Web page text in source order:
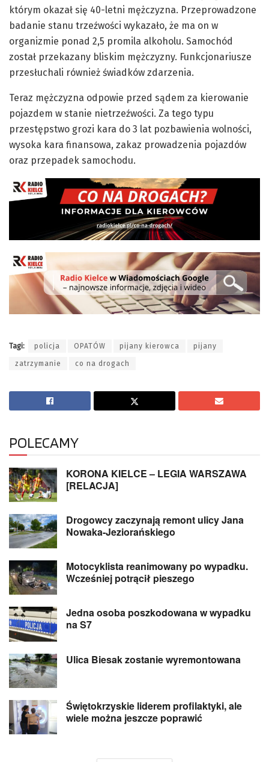
którym okazał się 40-letni mężczyzna. Przeprowadzone
badanie stanu trzeźwości wykazało, że ma on w
organizmie ponad 2,5 promila alkoholu. Samochód
został przekazany bliskim mężczyzny. Funkcjonariusze
przesłuchali również świadków zdarzenia.
Teraz mężczyzna odpowie przed sądem za kierowanie
pojazdem w stanie nietrzeźwości. Za tego typu
przestępstwo grozi kara do 3 lat pozbawienia wolności,
wysoka kara finansowa, zakaz prowadzenia pojazdów
oraz przepadek samochodu.
Tagi: policja OPATÓW pijany kierowca pijany
zatrzymanie co na drogach
POLECAMY
KORONA KIELCE – LEGIA WARSZAWA
[RELACJA]
Drogowcy zaczynają remont ulicy Jana
Nowaka-Jeziorańskiego
Motocyklista reanimowany po wypadku.
Wcześniej potrącił pieszego
Jedna osoba poszkodowana w wypadku
na S7
Ulica Biesak zostanie wyremontowana
Świętokrzyskie liderem profilaktyki, ale
wiele można jeszcze poprawić